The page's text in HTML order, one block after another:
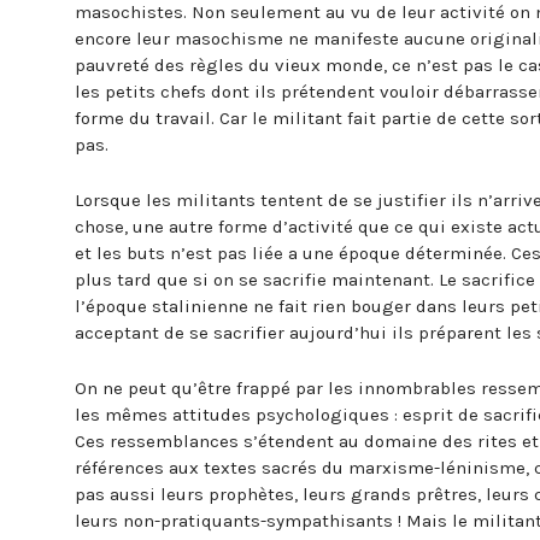
masochistes. Non seulement au vu de leur activité
encore leur masochisme ne manifeste aucune
pauvreté des règles du vieux monde, ce n’est pas le
les petits chefs dont ils prétendent vouloir
forme du travail. Car le militant fait partie de cette
pas.
Lorsque les militants tentent de se justifier ils
chose, une autre forme d’activité que ce qui existe
et les buts n’est pas liée a une époque déterminée.
plus tard que si on se sacrifie maintenant. Le
l’époque stalinienne ne fait rien bouger dans leurs
acceptant de se sacrifier aujourd’hui ils préparent les
On ne peut qu’être frappé par les innombrables
les mêmes attitudes psychologiques : esprit de
Ces ressemblances s’étendent au domaine des rites
références aux textes sacrés du marxisme-
pas aussi leurs prophètes, leurs grands prêtres,
leurs non-pratiquants-sympathisants ! Mais le